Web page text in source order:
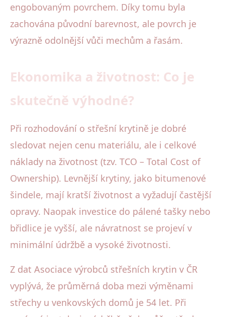
engobovaným povrchem. Díky tomu byla
zachována původní barevnost, ale povrch je
výrazně odolnější vůči mechům a řasám.
Ekonomika a životnost: Co je
skutečně výhodné?
Při rozhodování o střešní krytině je dobré
sledovat nejen cenu materiálu, ale i celkové
náklady na životnost (tzv. TCO – Total Cost of
Ownership). Levnější krytiny, jako bitumenové
šindele, mají kratší životnost a vyžadují častější
opravy. Naopak investice do pálené tašky nebo
břidlice je vyšší, ale návratnost se projeví v
minimální údržbě a vysoké životnosti.
Z dat Asociace výrobců střešních krytin v ČR
vyplývá, že průměrná doba mezi výměnami
střechy u venkovských domů je 54 let. Při